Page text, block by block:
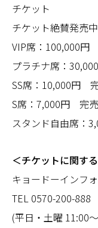
チケット
チケット絶賛発売
VIP席：100,000円
プラチナ席：
SS席：10,000円
S席：7,000円 完
スタンド自由席：
＜チケットに関す
キョードーインフ
TEL 0570-200-888
(平日・土曜 11:00〜